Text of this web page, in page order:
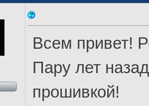
Всем привет!
Пару лет
прошивкой!